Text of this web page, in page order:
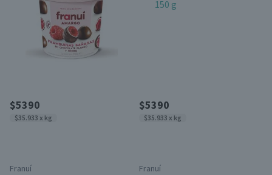
$5390
$35.933 x kg
Franuí
$5390
$35.933 x kg
Franuí